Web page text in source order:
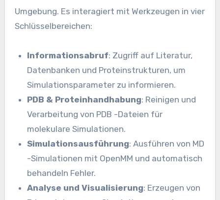
Umgebung. Es interagiert mit Werkzeugen in vier
Schlüsselbereichen:
Informationsabruf: Zugriff auf Literatur,
Datenbanken und Proteinstrukturen, um
Simulationsparameter zu informieren.
PDB & Proteinhandhabung: Reinigen und
Verarbeitung von PDB -Dateien für
molekulare Simulationen.
Simulationsausführung: Ausführen von MD
-Simulationen mit OpenMM und automatisch
behandeln Fehler.
Analyse und Visualisierung: Erzeugen von